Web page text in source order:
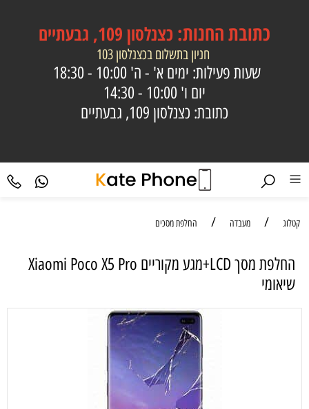
כתובתהחנות: כצנלסון 109, גבעתיים
חניון בתשלום בכצנלסון 103
שעות פעילות: ימים א' - ה' 10:00 - 18:30
יום ו' 10:00 - 14:30
כתובת: כצנלסון 109, גבעתיים
קטלוג / מעבדה / החלפת מסכים
החלפת מסך LCD+מגע מקוריים Xiaomi Poco X5 Pro
שיאומי